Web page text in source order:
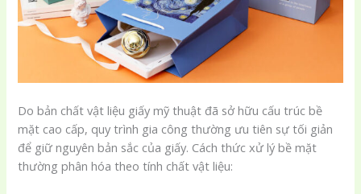
Do bản chất vật liệu giấy mỹ thuật đã sở hữu cấu trúc bề
mặt cao cấp, quy trình gia công thường ưu tiên sự tối giản
để giữ nguyên bản sắc của giấy. Cách thức xử lý bề mặt
thường phân hóa theo tính chất vật liệu: